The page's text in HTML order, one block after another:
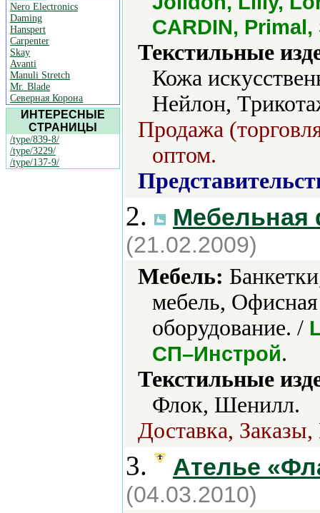
Nero Electronics
Daming
Hanspert
Carpenter
Skay
Avanti
Manuli Stretch
Mr. Blade
Северная Корона
ИНТЕРЕСНЫЕ
СТРАНИЦЫ
/type/839-8/
/type/3229/
/type/137-9/
CARDIN,
Текстильные
Кожа
Нейлон,
Продажа
оптом.
2. Мебельная
(21.02.2009)
Мебель:
мебель,
оборудование. /
СП–Инстрой.
Текстильные
Флок, Шенилл.
Доставка,
3. Ателье
(04.03.2010)